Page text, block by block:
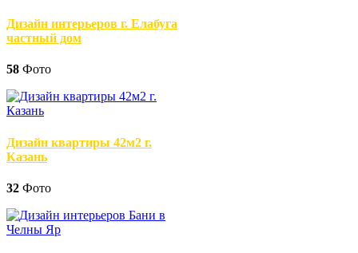
Дизайн интерьеров г. Елабуга
частный дом
58 Фото
Дизайн квартиры 42м2 г.
Казань
32 Фото